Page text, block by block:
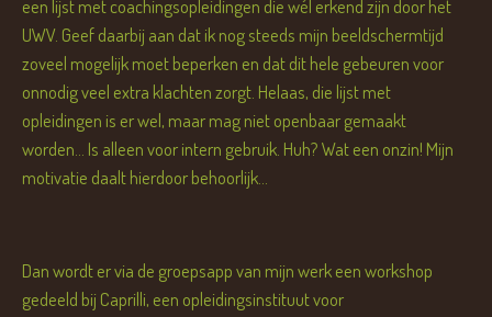
een lijst met coachingsopleidingen die wél erkend zijn door het
UWV. Geef daarbij aan dat ik nog steeds mijn beeldschermtijd
zoveel mogelijk moet beperken en dat dit hele gebeuren voor
onnodig veel extra klachten zorgt. Helaas, die lijst met
opleidingen is er wel, maar mag niet openbaar gemaakt
worden... Is alleen voor intern gebruik. Huh? Wat een onzin! Mijn
motivatie daalt hierdoor behoorlijk...
Dan wordt er via de groepsapp van mijn werk een workshop
gedeeld bij Caprilli, een opleidingsinstituut voor